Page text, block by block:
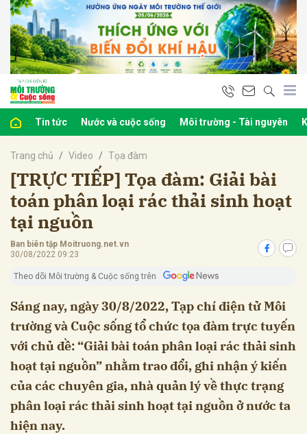
Tin tức Nước và cuộc sống Môi trường - Tài nguyên
Trang chủ Video Tọa đàm
[TRỰC TIẾP] Tọa đàm: Giải bài
toán phân loại rác thải sinh hoạt
tại nguồn
Ban biên tập Moitruong.net.vn
30/08/2022 09:23
Theo dõi Môi trường & Cuộc sống trên
Sáng nay, ngày 30/8/2022, Tạp chí điện tử Môi
trường và Cuộc sống tổ chức tọa đàm trực tuyến
với chủ đề: “Giải bài toán phân loại rác thải sinh
hoạt tại nguồn” nhằm trao đổi, ghi nhận ý kiến
của các chuyên gia, nhà quản lý về thực trạng
phân loại rác thải sinh hoạt tại nguồn ở nước ta
hiện nay.
luận